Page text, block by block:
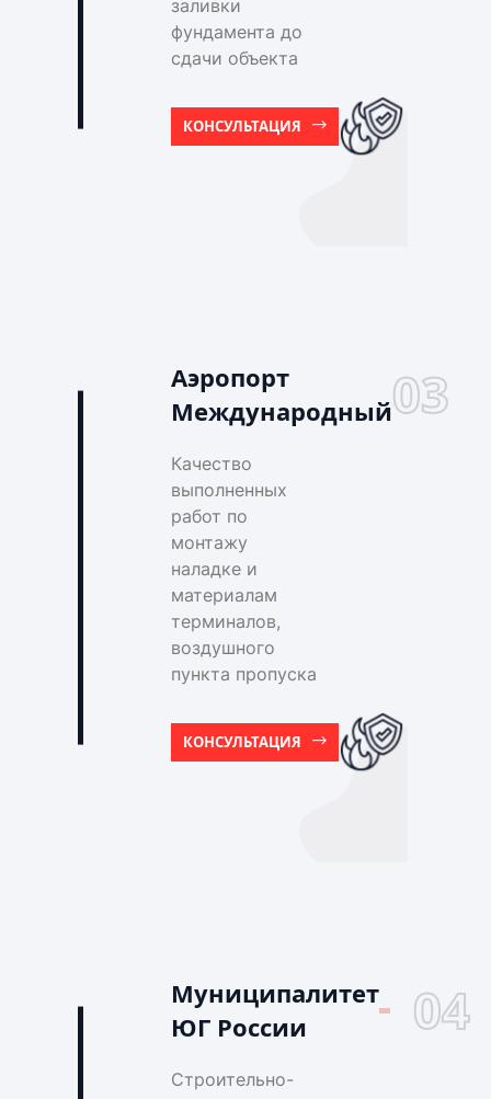
заливки
фундамента до
сдачи объекта
КОНСУЛЬТАЦИЯ
Аэропорт
Международный03
Качество
выполненных
работ по
монтажу
наладке и
материалам
терминалов,
воздушного
пункта пропуска
КОНСУЛЬТАЦИЯ
Муниципалитет
ЮГ России
04
Строительно-